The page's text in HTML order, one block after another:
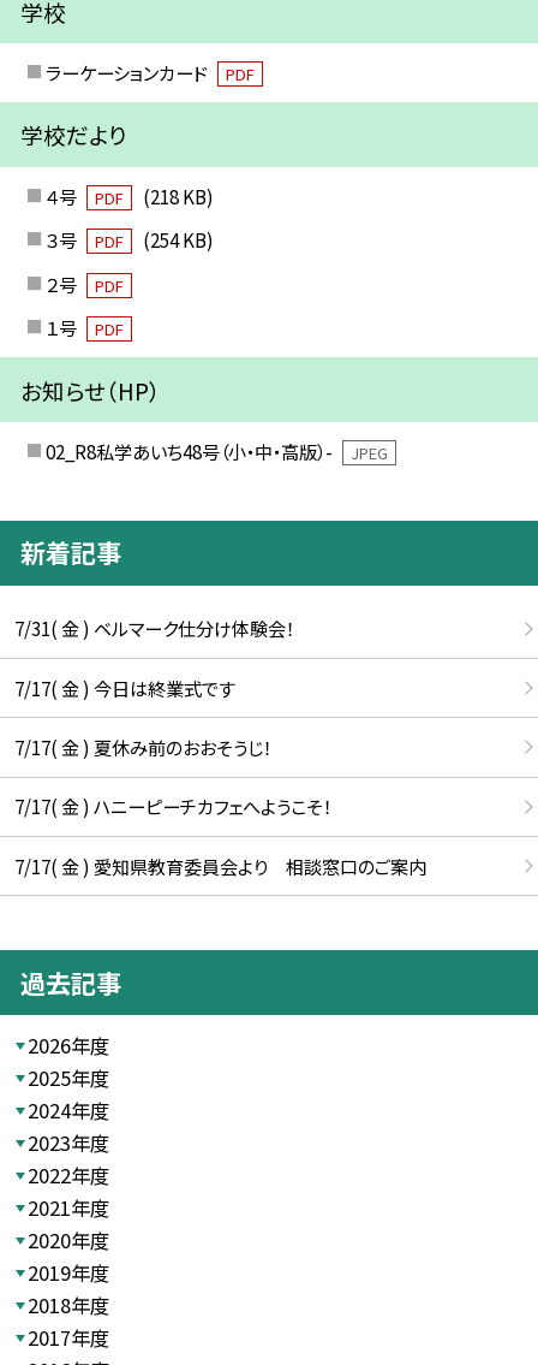
学校
ラーケーションカード PDF
学校だより
４号 PDF
(218 KB)
３号
PDF
(254 KB)
２号
PDF
１号 PDF
お知らせ（HP）
02_R8私学あいち48号（小・中・高版）- JPEG
新着記事
7/31( 金 ) ベルマーク仕分け体験会！
7/17( 金 ) 今日は終業式です
7/17( 金 ) 夏休み前のおおそうじ！
7/17( 金 ) ハニーピーチカフェへようこそ！
7/17( 金 ) 愛知県教育委員会より 相談窓口のご案内
過去記事
2026年度
2025年度
2024年度
2023年度
2022年度
2021年度
2020年度
2019年度
2018年度
2017年度